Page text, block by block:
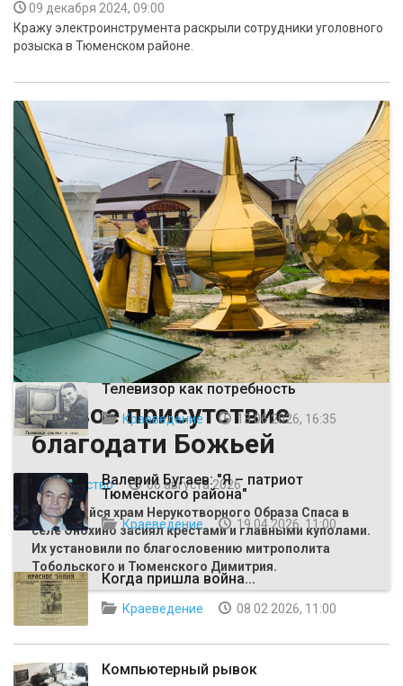
09 декабря 2024, 09:00
Кражу электроинструмента раскрыли сотрудники уголовного
розыска в Тюменском районе.
Живое присутствие
благодати Божьей
Общество
06 августа 2026
Строящийся храм Нерукотворного Образа Спаса в
селе Онохино засиял крестами и главными куполами.
Их установили по благословению митрополита
Тобольского и Тюменского Димитрия.
ВЫБОР РЕДАКЦИИ
Телевизор как потребность
Краеведение 13 06 2026, 16:35
Валерий Бугаев: "Я – патриот
Тюменского района"
Краеведение 19 04 2026, 11:00
Когда пришла война...
Краеведение 08 02 2026, 11:00
Компьютерный рывок